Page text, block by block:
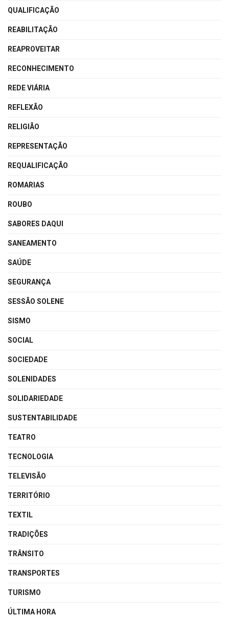
QUALIFICAÇÃO
REABILITAÇÃO
REAPROVEITAR
RECONHECIMENTO
REDE VIÁRIA
REFLEXÃO
RELIGIÃO
REPRESENTAÇÃO
REQUALIFICAÇÃO
ROMARIAS
ROUBO
SABORES DAQUI
SANEAMENTO
SAÚDE
SEGURANÇA
SESSÃO SOLENE
SISMO
SOCIAL
SOCIEDADE
SOLENIDADES
SOLIDARIEDADE
SUSTENTABILIDADE
TEATRO
TECNOLOGIA
TELEVISÃO
TERRITÓRIO
TEXTIL
TRADIÇÕES
TRÂNSITO
TRANSPORTES
TURISMO
ÚLTIMA HORA